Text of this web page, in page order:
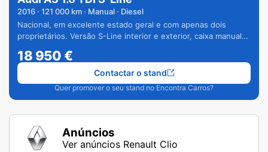
2016 · 121 000 km · Manual · Diesel
Nacional, em excelente estado geral e com apenas dois
proprietários. Versão S-Line interior e exterior, caixa manual
18 950€
Quer promover o seu stand no Encontra Carros?
Contactar o stand
Anúncios
Ver anúncios Renault Clio